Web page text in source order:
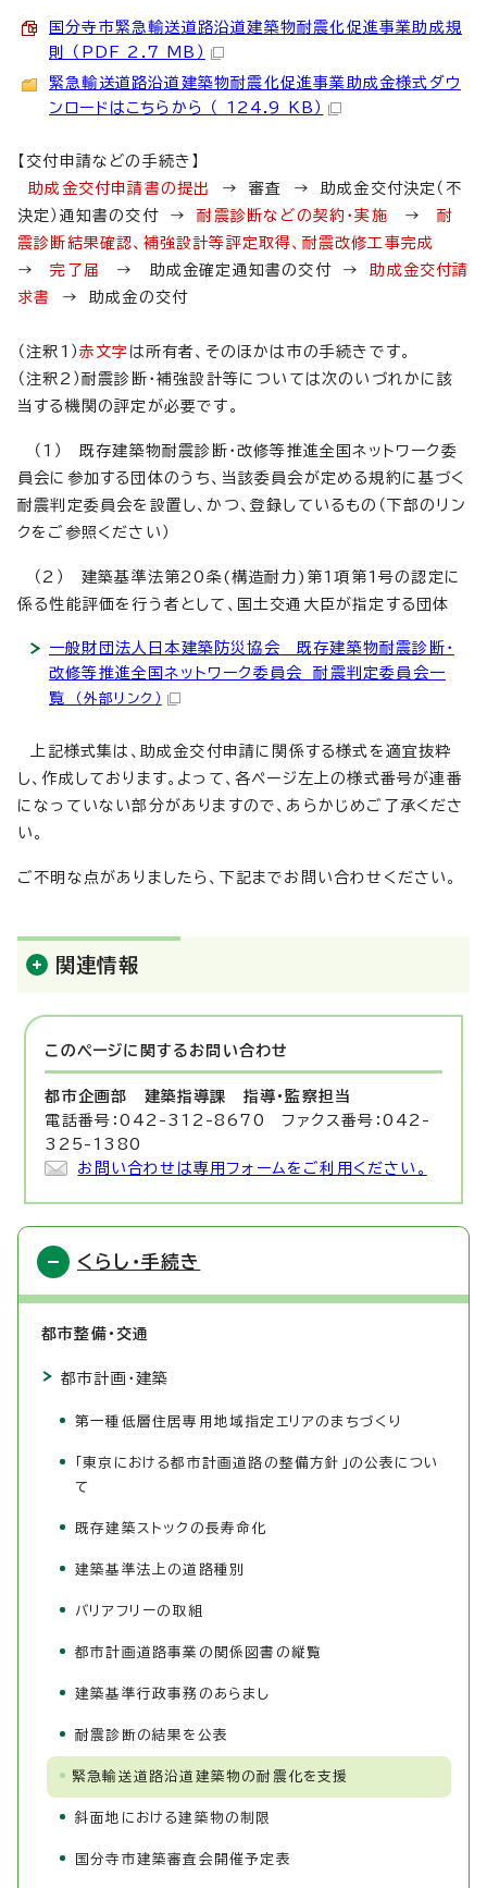
国分寺市緊急輸送道路沿道建築物耐震化促進事業助成規
則 （PDF 2.7 MB）
緊急輸送道路沿道建築物耐震化促進事業助成金様式ダウ
ンロードはこちらから （ 124.9 KB）
【交付申請などの手続き】
助成金交付申請書の提出
→ 審査 → 助成金交付決定（不
決定）通知書の交付 →耐震診断などの契約・実施 →耐
震診断結果確認、補強設計等評定取得、耐震改修工事完成
→完了届 → 助成金確定通知書の交付 →助成金交付請
求書
→ 助成金の交付
（注釈1） 赤文字 は所有者、そのほかは市の手続きです。
（注釈2）耐震診断・補強設計等については次のいづれかに該
当する機関の評定が必要です。
（1） 既存建築物耐震診断・改修等推進全国ネットワーク委
員会に参加する団体のうち、当該委員会が定める規約に基づく
耐震判定委員会を設置し、かつ、登録しているもの（下部のリン
クをご参照ください）
（2） 建築基準法第20条(構造耐力)第1項第1号の認定に
係る性能評価を行う者として、国土交通大臣が指定する団体
一般財団法人日本建築防災協会 既存建築物耐震診断・
改修等推進全国ネットワーク委員会 耐震判定委員会一
覧 （外部リンク）
上記様式集は、助成金交付申請に関係する様式を適宜抜粋
し、作成しております。よって、各ページ左上の様式番号が連番
になっていない部分がありますので、あらかじめご了承くださ
い。
ご不明な点がありましたら、下記までお問い合わせください。
関連情報
このページに関する お問い合わせ
都市企画部 建築指導課
指導・監察担当
電話番号：042-312-8670 ファクス番号：042-
325-1380
お問い合わせは専用フォームをご利用ください。
くらし・手続き
都市整備・交通
都市計画・建築
第一種低層住居専用地域指定エリアのまちづくり
「東京における都市計画道路の整備方針」の公表につい
て
既存建築ストックの長寿命化
建築基準法上の道路種別
バリアフリーの取組
都市計画道路事業の関係図書の縦覧
建築基準行政事務のあらまし
耐震診断の結果を公表
緊急輸送道路沿道建築物の耐震化を支援
斜面地における建築物の制限
国分寺市建築審査会開催予定表